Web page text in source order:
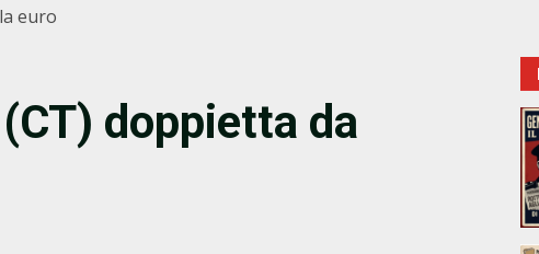
euro
doppietta da